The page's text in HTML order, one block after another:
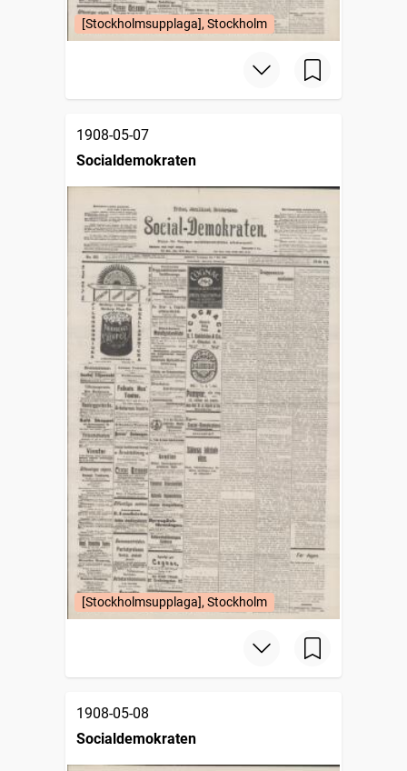
[Stockholmsupplaga], Stockholm
1908-05-07
Socialdemokraten
[Stockholmsupplaga], Stockholm
1908-05-08
Socialdemokraten